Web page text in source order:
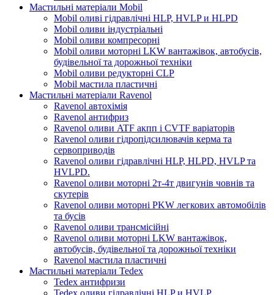
Мастильні матеріали Mobil
Mobil оливі гідравлічні HLP, HVLP и HLPD
Mobil оливи індустріальні
Mobil оливи компресорні
Mobil оливи моторні LKW вантажівок, автобусів,
будівельної та дорожньої техніки
Mobil оливи редукторні CLP
Mobil мастила пластичні
Мастильні матеріали Ravenol
Ravenol автохімія
Ravenol антифриз
Ravenol оливи ATF акпп і CVTF варіаторів
Ravenol оливи гідропідсилювачів керма та
сервоприводів
Ravenol оливи гідравлічні HLP, HLPD, HVLP та
HVLPD.
Ravenol оливи моторні 2т-4т двигунів човнів та
скутерів
Ravenol оливи моторні PKW легкових автомобілів
та бусів
Ravenol оливи трансмісійні
Ravenol оливи моторні LKW вантажівок,
автобусів, будівельної та дорожньої техніки
Ravenol мастила пластичні
Мастильні матеріали Tedex
Tedex антифризи
Tedex оливи гідравлічні HLP и HVLP